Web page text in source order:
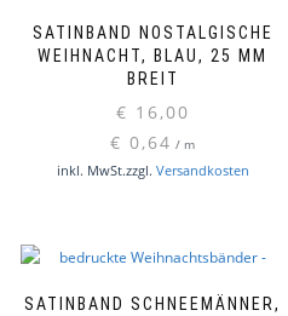
SATINBAND NOSTALGISCHE
WEIHNACHT, BLAU, 25 MM
BREIT
€ 16,00
€ 0,64 / m
inkl. MwSt.zzgl. Versandkosten
SATINBAND SCHNEEMÄNNER,